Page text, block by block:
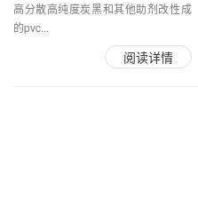
高分散高纯度炭黑和其他助剂改性成
的pvc...
阅读详情